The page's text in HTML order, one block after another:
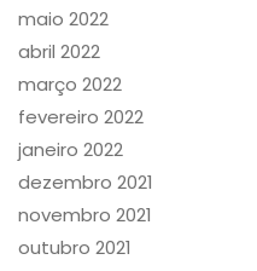
maio 2022
abril 2022
março 2022
fevereiro 2022
janeiro 2022
dezembro 2021
novembro 2021
outubro 2021